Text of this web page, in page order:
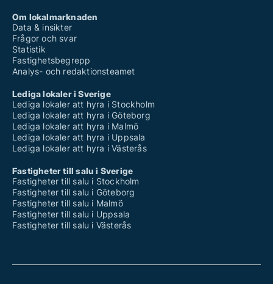
Om lokalmarknaden
Data & insikter
Frågor och svar
Statistik
Fastighetsbegrepp
Analys- och redaktionsteamet
Lediga lokaler i Sverige
Lediga lokaler att hyra i Stockholm
Lediga lokaler att hyra i Göteborg
Lediga lokaler att hyra i Malmö
Lediga lokaler att hyra i Uppsala
Lediga lokaler att hyra i Västerås
Fastigheter till salu i Sverige
Fastigheter till salu i Stockholm
Fastigheter till salu i Göteborg
Fastigheter till salu i Malmö
Fastigheter till salu i Uppsala
Fastigheter till salu i Västerås